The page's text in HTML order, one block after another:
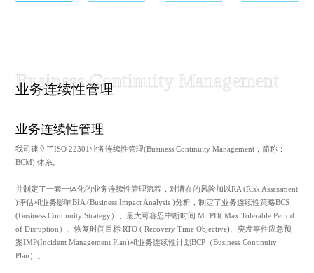
业务连续性管理
业务连续性管理
我司建立了ISO 22301业务连续性管理(Business Continuity Management，简称：
BCM) 体系。
并制定了一套一体化的业务连续性管理流程，对潜在的风险加以RA (Risk Assessment
)评估和业务影响BIA (Business Impact Analysis )分析，制定了业务连续性策略BCS
(Business Continuity Strategy）、最大可容忍中断时间 MTPD( Max Tolerable Period
of Disruption）、恢复时间目标 RTO ( Recovery Time Objective)、突发事件应急预
案IMP(Incident Management Plan)和业务连续性计划BCP（Business Continuity
Plan）。